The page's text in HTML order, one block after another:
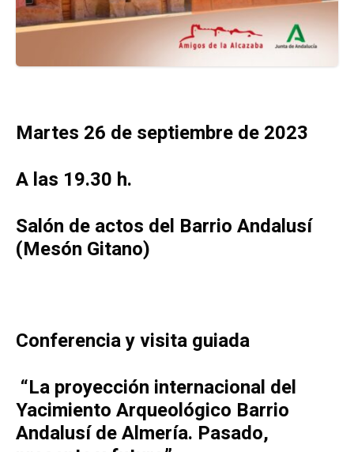
Martes 26 de septiembre de 2023
A las 19.30 h.
Salón de actos del Barrio Andalusí
(Mesón Gitano)
Conferencia y visita guiada
“La proyección internacional del
Yacimiento Arqueológico Barrio
Andalusí de Almería. Pasado,